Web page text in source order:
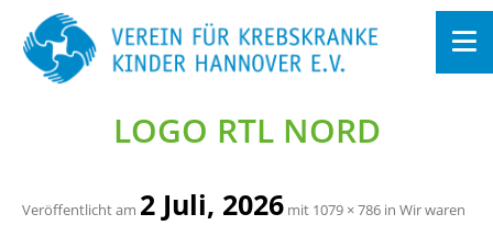
Zum
halt
LOGO RTL NORD
Ver­öf­fent­licht am 2 Juli, 2026 mit 1079 × 786 in Wir waren